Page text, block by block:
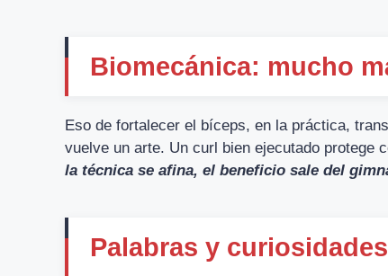
Biomecánica: mucho
Eso de fortalecer el bíceps, en la práctica,
vuelve un arte. Un curl bien ejecutado
la técnica se afina, el beneficio sale del
Palabras y